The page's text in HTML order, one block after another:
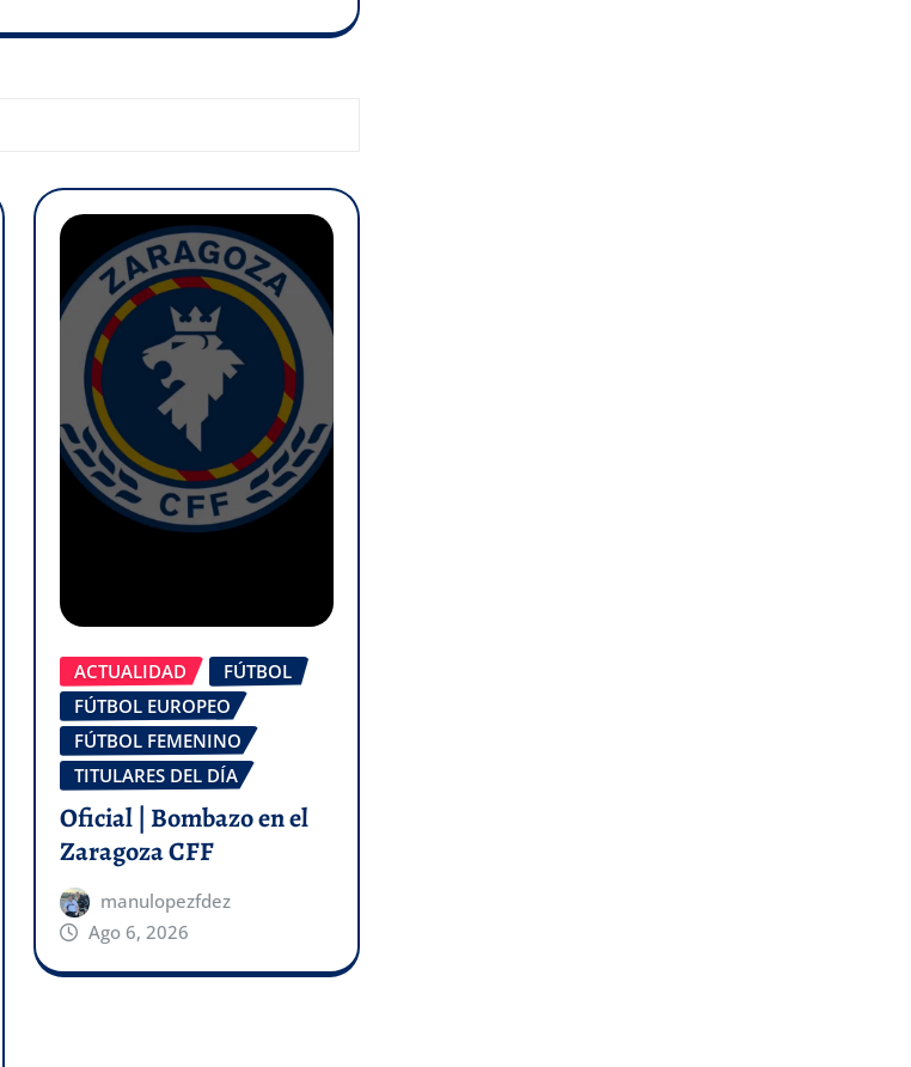
ACTUALIDAD
FÚTBOL
FÚTBOL EUROPEO
FÚTBOL FEMENINO
TITULARES DEL DÍA
Oficial | Bombazo en el
Zaragoza CFF
manulopezfdez
Ago 6, 2026